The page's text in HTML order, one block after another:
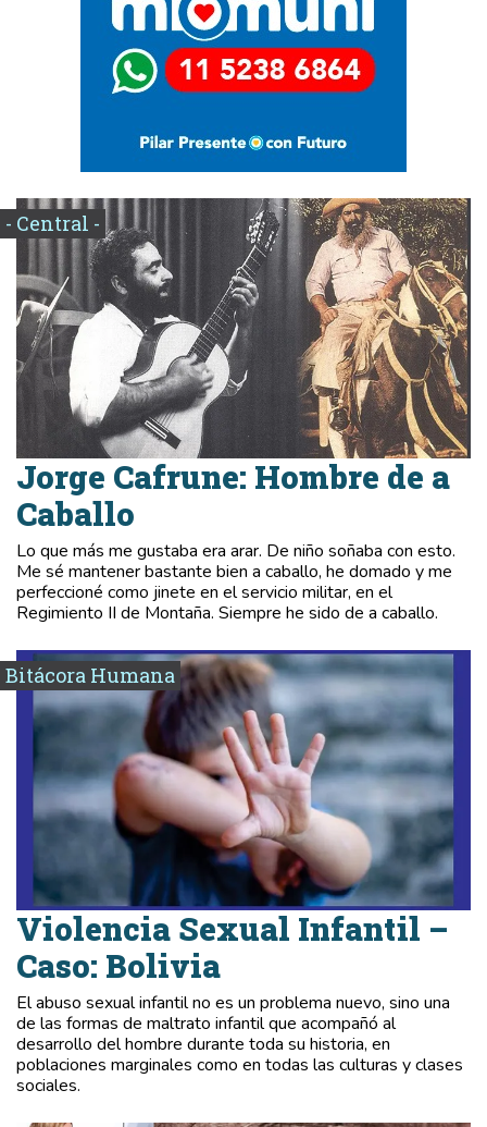
- Central -
Jorge Cafrune: Hombre de a
Caballo
Lo que más me gustaba era arar. De niño soñaba con esto.
Me sé mantener bastante bien a caballo, he domado y me
perfeccioné como jinete en el servicio militar, en el
Regimiento II de Montaña. Siempre he sido de a caballo.
Bitácora Humana
Violencia Sexual Infantil –
Caso: Bolivia
El abuso sexual infantil no es un problema nuevo, sino una
de las formas de maltrato infantil que acompañó al
desarrollo del hombre durante toda su historia, en
poblaciones marginales como en todas las culturas y clases
sociales.